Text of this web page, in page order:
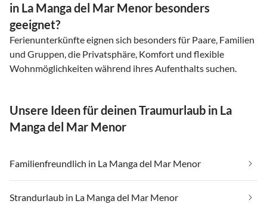
in La Manga del Mar Menor besonders
geeignet?
Ferienunterkünfte eignen sich besonders für Paare, Familien
und Gruppen, die Privatsphäre, Komfort und flexible
Wohnmöglichkeiten während ihres Aufenthalts suchen.
Unsere Ideen für deinen Traumurlaub in La
Manga del Mar Menor
Familienfreundlich in La Manga del Mar Menor
Strandurlaub in La Manga del Mar Menor